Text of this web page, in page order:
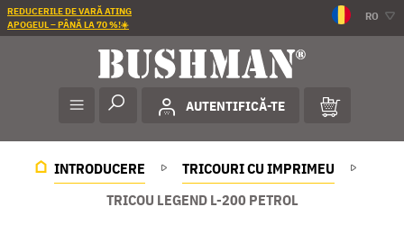
REDUCERILE DE VARĂ ATING
APOGEUL – PÂNĂ LA 70 %!☀️
RO
AUTENTIFICĂ-TE
INTRODUCERE
TRICOURI CU IMPRIMEU
TRICOU LEGEND L-200 PETROL